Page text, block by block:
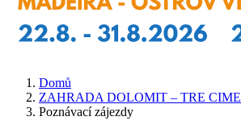
Domů
ZAHRADA DOLOMIT – TRE CIME
Poznávací zájezdy